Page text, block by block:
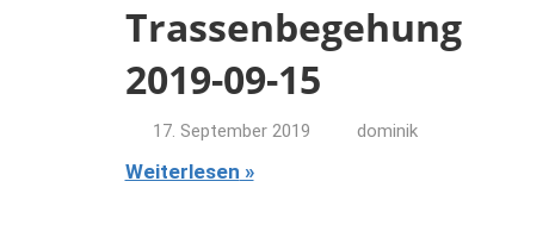
Trassenbegehung
2019-09-15
17. September 2019 dominik
Weiterlesen